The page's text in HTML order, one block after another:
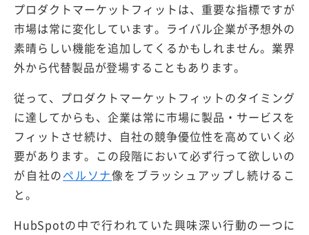
プロダクトマーケットフィットは、重要な指標ですが
市場は常に変化しています。ライバル企業が予想外の
素晴らしい機能を追加してくるかもしれません。業界
外から代替製品が登場することもあります。
従って、プロダクトマーケットフィットのタイミング
に達してからも、企業は常に市場に製品・サービスを
フィットさせ続け、自社の競争優位性を高めていく必
要があります。この段階において必ず行って欲しいの
が自社のペルソナ像をブラッシュアップし続けるこ
と。
HubSpotの中で行われていた興味深い行動の一つに